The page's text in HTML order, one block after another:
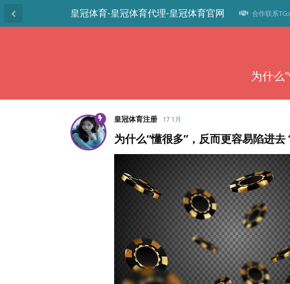
皇冠体育-皇冠体育代理-皇冠体育官网 合作联系
为什么
皇冠体育注册 17 1月
为什么“懂很多”，反而更容易陷进去